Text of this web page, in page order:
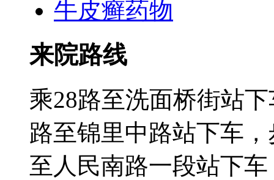
牛皮癣药物
来院路线
乘28路至洗面桥街站
路至锦里中路站下车
至人民南路一段站下